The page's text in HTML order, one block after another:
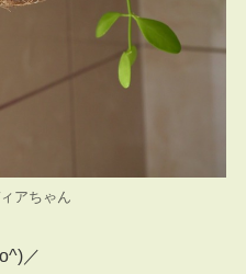
アちゃん
／